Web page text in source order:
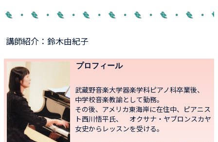
講師紹介：鈴木由紀子
プロフィール
武蔵野音楽大学器楽学科ピアノ科卒業後、
中学校音楽教諭として勤務。
その後、アメリカ東海岸に在住中、ピアニス
ト西川悟平氏、 オクサナ・ヤブロンスカヤ
女史からレッスンを受ける。